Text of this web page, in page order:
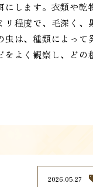
にします。衣類や
リ程度で、毛深く
虫は、種類によっ
をよく観察し、ど
2026.05.27